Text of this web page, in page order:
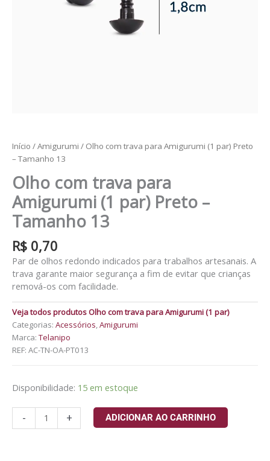
Início /Amigurumi / Olho com trava para Amigurumi (1 par) Preto
– Tamanho 13
Olho com trava para
Amigurumi (1 par) Preto –
Tamanho 13
R$ 0,70
Par de olhos redondo indicados para trabalhos artesanais. A
trava garante maior segurança a fim de evitar que crianças
remová-os com facilidade.
Veja todos produtos Olho com trava para Amigurumi (1 par)
Categorias: Acessórios,Amigurumi
Marca: Telanipo
REF: AC-TN-OA-PT013
Disponibilidade: 15 em estoque
- + ADICIONAR AO CARRINHO